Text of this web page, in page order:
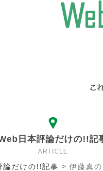
日本評論だけの!!記
ARTICLE
論だけの!!記事 >伊藤真